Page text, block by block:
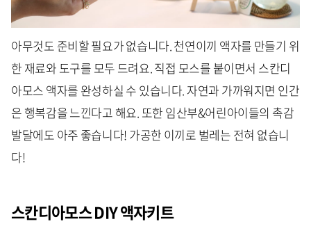
아무것도 준비할 필요가 없습니다. 천연이끼 액자를 만들기 위
한 재료와 도구를 모두 드려요. 직접 모스를 붙이면서 스칸디
아모스 액자를 완성하실 수 있습니다. 자연과 가까워지면 인간
은 행복감을 느낀다고 해요. 또한 임산부&어린아이들의 촉감
발달에도 아주 좋습니다! 가공한 이끼로 벌레는 전혀 없습니
다!
스칸디아모스 DIY 액자키트